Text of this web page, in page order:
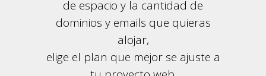
de espacio y la cantidad de
dominios y emails que quieras
alojar,
elige el plan que mejor se ajuste a